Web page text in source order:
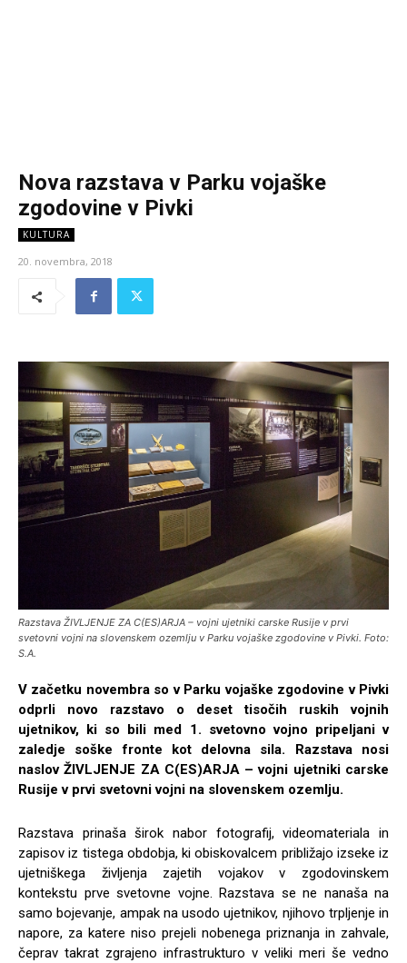
Nova razstava v Parku vojaške
zgodovine v Pivki
KULTURA
20. novembra, 2018
Razstava ŽIVLJENJE ZA C(ES)ARJA – vojni ujetniki carske Rusije v prvi
svetovni vojni na slovenskem ozemlju v Parku vojaške zgodovine v Pivki. Foto:
S.A.
V začetku novembra so v Parku vojaške zgodovine v Pivki
odprli novo razstavo o deset tisočih ruskih vojnih
ujetnikov, ki so bili med 1. svetovno vojno pripeljani v
zaledje soške fronte kot delovna sila. Razstava nosi
naslov ŽIVLJENJE ZA C(ES)ARJA – vojni ujetniki carske
Rusije v prvi svetovni vojni na slovenskem ozemlju.
Razstava prinaša širok nabor fotografij, videomateriala in
zapisov iz tistega obdobja, ki obiskovalcem približajo izseke iz
ujetniškega življenja zajetih vojakov v zgodovinskem
kontekstu prve svetovne vojne. Razstava se ne nanaša na
samo bojevanje, ampak na usodo ujetnikov, njihovo trpljenje in
napore, za katere niso prejeli nobenega priznanja in zahvale,
čeprav takrat zgrajeno infrastrukturo v veliki meri še vedno